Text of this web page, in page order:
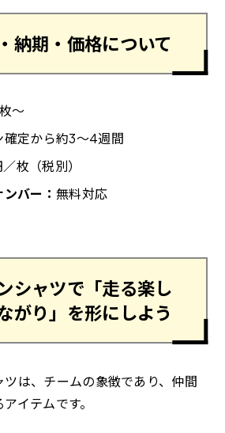
納期・価格について
〜
確定から約3〜4週間
枚（税別）
バー： 無料対応
シャツで「走る楽し
がり」を形にしよう
は、チームの象徴であり、仲間
イテムです。